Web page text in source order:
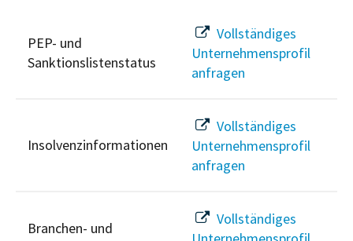
PEP- und
Sanktionslistenstatus
Vollständiges
Unternehmensprofil
anfragen
Insolvenzinformationen
Vollständiges
Unternehmensprofil
anfragen
Branchen- und
Vollständiges